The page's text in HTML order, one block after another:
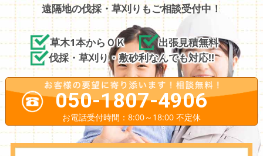
遠隔地の伐採・草刈りもご相談受付中！
草木1本からＯＫ
出張見積無料
伐採・草刈り・敷砂利なんでも対応!!
050-1807-4906
お電話受付時間：8:00～18:00 不定休